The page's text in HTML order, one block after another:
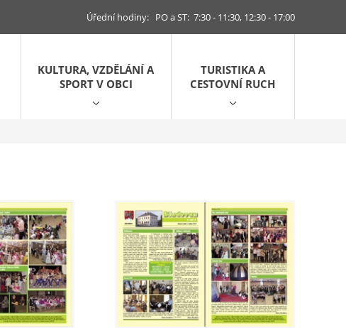
Úřední hodiny: PO a ST: 7:30 - 11:30, 12:30 - 17:00
KULTURA, VZDĚLÁNÍ A
SPORT V OBCI
TURISTIKA A
CESTOVNÍ RUCH